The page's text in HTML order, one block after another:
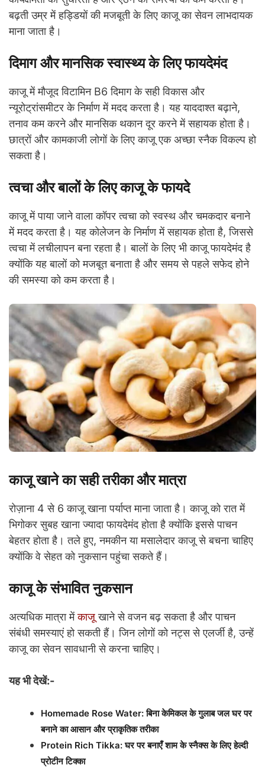
बढ़ती उम्र में हड्डियों की मजबूती के लिए काजू का सेवन लाभदायक
माना जाता है।
दिमाग और मानसिक स्वास्थ्य के लिए फायदेमंद
काजू में मौजूद विटामिन B6 दिमाग के सही विकास और
न्यूरोट्रांसमीटर के निर्माण में मदद करता है। यह याददाश्त बढ़ाने,
तनाव कम करने और मानसिक थकान दूर करने में सहायक होता है।
छात्रों और कामकाजी लोगों के लिए काजू एक अच्छा स्नैक विकल्प हो
सकता है।
त्वचा और बालों के लिए काजू के फायदे
काजू में पाया जाने वाला कॉपर त्वचा को स्वस्थ और चमकदार बनाने
में मदद करता है। यह कोलेजन के निर्माण में सहायक होता है, जिससे
त्वचा में लचीलापन बना रहता है। बालों के लिए भी काजू फायदेमंद है
क्योंकि यह बालों को मजबूत बनाता है और समय से पहले सफेद होने
की समस्या को कम करता है।
काजू खाने का सही तरीका और मात्रा
रोज़ाना 4 से 6 काजू खाना पर्याप्त माना जाता है। काजू को रात में
भिगोकर सुबह खाना ज्यादा फायदेमंद होता है क्योंकि इससे पाचन
बेहतर होता है। तले हुए, नमकीन या मसालेदार काजू से बचना चाहिए
क्योंकि वे सेहत को नुकसान पहुंचा सकते हैं।
काजू के संभावित नुकसान
अत्यधिक मात्रा मेंकाजूखाने से वजन बढ़ सकता है और पाचन
संबंधी समस्याएं हो सकती हैं। जिन लोगों को नट्स से एलर्जी है, उन्हें
काजू का सेवन सावधानी से करना चाहिए।
यह भी देखें:-
Homemade Rose Water: बिना केमिकल के गुलाब जल घर पर
बनाने का आसान और प्राकृतिक तरीका
Protein Rich Tikka: घर पर बनाएँ शाम के स्नैक्स के लिए हेल्दी
प्रोटीन टिक्का